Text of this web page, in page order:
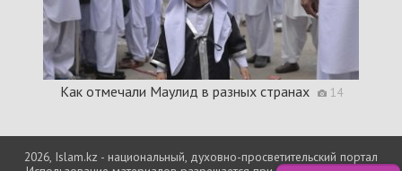
Как отмечали Маулид в разных странах 14
2026, Islam.kz - национальный, духовно-просветительский портал